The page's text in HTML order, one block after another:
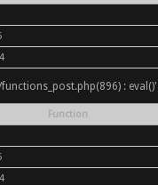
:
Function